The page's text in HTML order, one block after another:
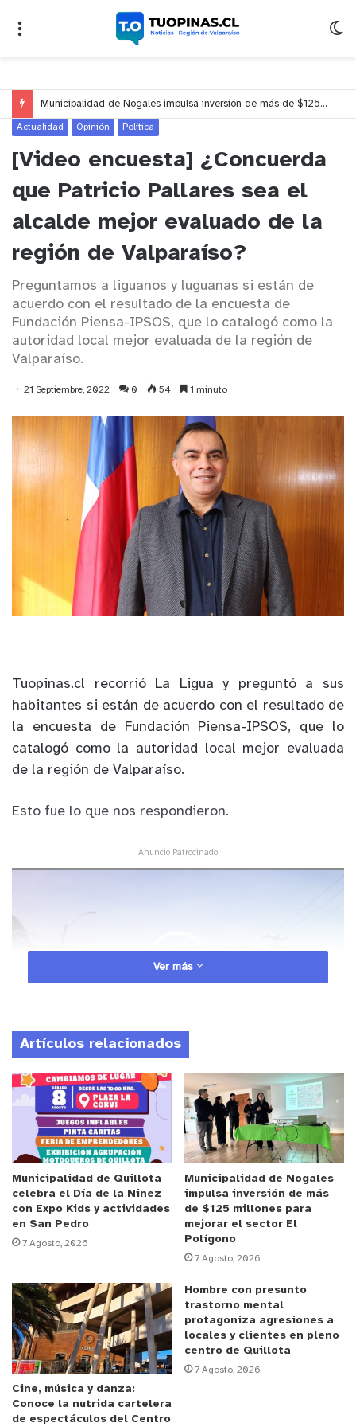
Municipalidad de Nogales impulsa inversión de más de $125 millones para mejorar el sector El Polígono
Actualidad Opinión Política
[Video encuesta] ¿Concuerda
que Patricio Pallares sea el
alcalde mejor evaluado de la
región de Valparaíso?
Preguntamos a liguanos y luguanas si están de
acuerdo con el resultado de la encuesta de
Fundación Piensa-IPSOS, que lo catalogó como la
autoridad local mejor evaluada de la región de
Valparaíso.
21 Septiembre, 2022 0 54 1 minuto
Tuopinas.cl recorrió La Ligua y preguntó a sus
habitantes si están de acuerdo con el resultado de
la encuesta de Fundación Piensa-IPSOS, que lo
catalogó como la autoridad local mejor evaluada
de la región de Valparaíso.
Esto fue lo que nos respondieron.
Anuncio Patrocinado
00:00
Ver más
Artículos relacionados
Municipalidad de Quillota
celebra el Día de la Niñez
con Expo Kids y actividades
en San Pedro
7 Agosto, 2026
Municipalidad de Nogales
impulsa inversión de más
de $125 millones para
mejorar el sector El
Polígono
7 Agosto, 2026
Cine, música y danza:
Conoce la nutrida cartelera
de espectáculos del Centro
Hombre con presunto
trastorno mental
protagoniza agresiones a
locales y clientes en pleno
centro de Quillota
7 Agosto, 2026